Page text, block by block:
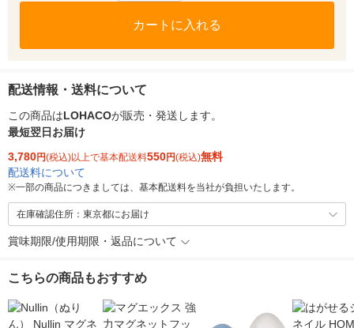
カートに入れる
配送情報・送料について
この商品はLOHACOが販売・発送します。
最短翌日お届け
3,780円(税込)以上で基本配送料550円(税込)無料
配送料について
※一部の商品につきましては、基本配送料を当社が負担いたします。
在庫確認住所：東京都にお届け
賞味期限/使用期限・返品について
こちらの商品もおすすめ